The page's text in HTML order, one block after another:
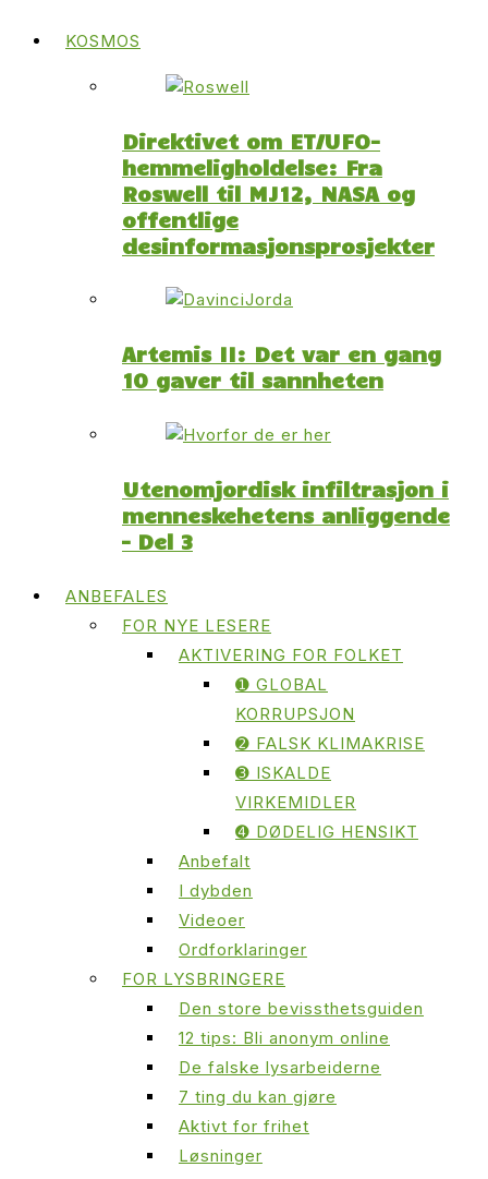
KOSMOS
Direktivet om ET/UFO-
hemmeligholdelse: Fra
Roswell til MJ12, NASA og
offentlige
desinformasjonsprosjekter
Artemis II: Det var en gang
10 gaver til sannheten
Utenomjordisk infiltrasjon i
menneskehetens anliggende
– Del 3
ANBEFALES
FOR NYE LESERE
AKTIVERING FOR FOLKET
➊ GLOBAL
KORRUPSJON
➋ FALSK KLIMAKRISE
➌ ISKALDE
VIRKEMIDLER
➍ DØDELIG HENSIKT
Anbefalt
I dybden
Videoer
Ordforklaringer
FOR LYSBRINGERE
Den store bevissthetsguiden
12 tips: Bli anonym online
De falske lysarbeiderne
7 ting du kan gjøre
Aktivt for frihet
Løsninger